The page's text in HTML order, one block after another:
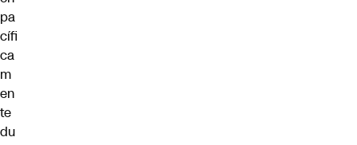
pa
cífi
ca
m
en
te
du